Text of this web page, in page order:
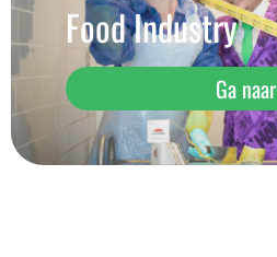
Food Industry
Ga naar